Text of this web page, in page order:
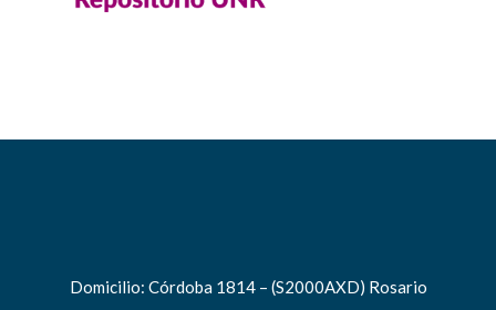
Domicilio: Córdoba 1814 – (S2000AXD) Rosario